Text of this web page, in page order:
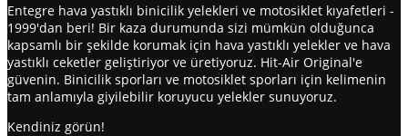
Entegre hava yastıklı binicilik yelekleri ve motosiklet kıyafetleri -
1999'dan beri! Bir kaza durumunda sizi mümkün olduğunca
kapsamlı bir şekilde korumak için hava yastıklı yelekler ve hava
yastıklı ceketler geliştiriyor ve üretiyoruz. Hit-Air Original'e
güvenin. Binicilik sporları ve motosiklet sporları için kelimenin
tam anlamıyla giyilebilir koruyucu yelekler sunuyoruz.
Kendiniz görün!